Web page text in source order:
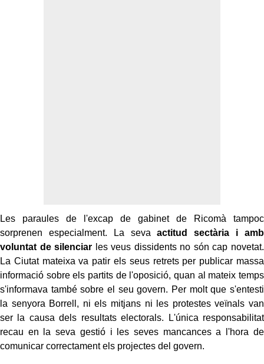
Les paraules de l'excap de gabinet de Ricomà tampoc
sorprenen especialment. La sevaactitud sectària i amb
voluntat de silenciar les veus dissidents no són cap novetat.
La Ciutat mateixa va patir els seus retrets per publicar massa
informació sobre els partits de l'oposició, quan al mateix temps
s'informava també sobre el seu govern. Per molt que s'entesti
la senyora Borrell, ni els mitjans ni les protestes veïnals van
ser la causa dels resultats electorals. L'única responsabilitat
recau en la seva gestió i les seves mancances a l'hora de
comunicar correctament els projectes del govern.